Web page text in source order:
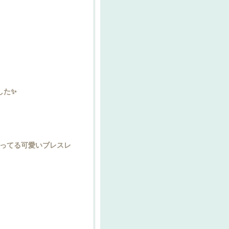
た✨
てる可愛いブレスレ